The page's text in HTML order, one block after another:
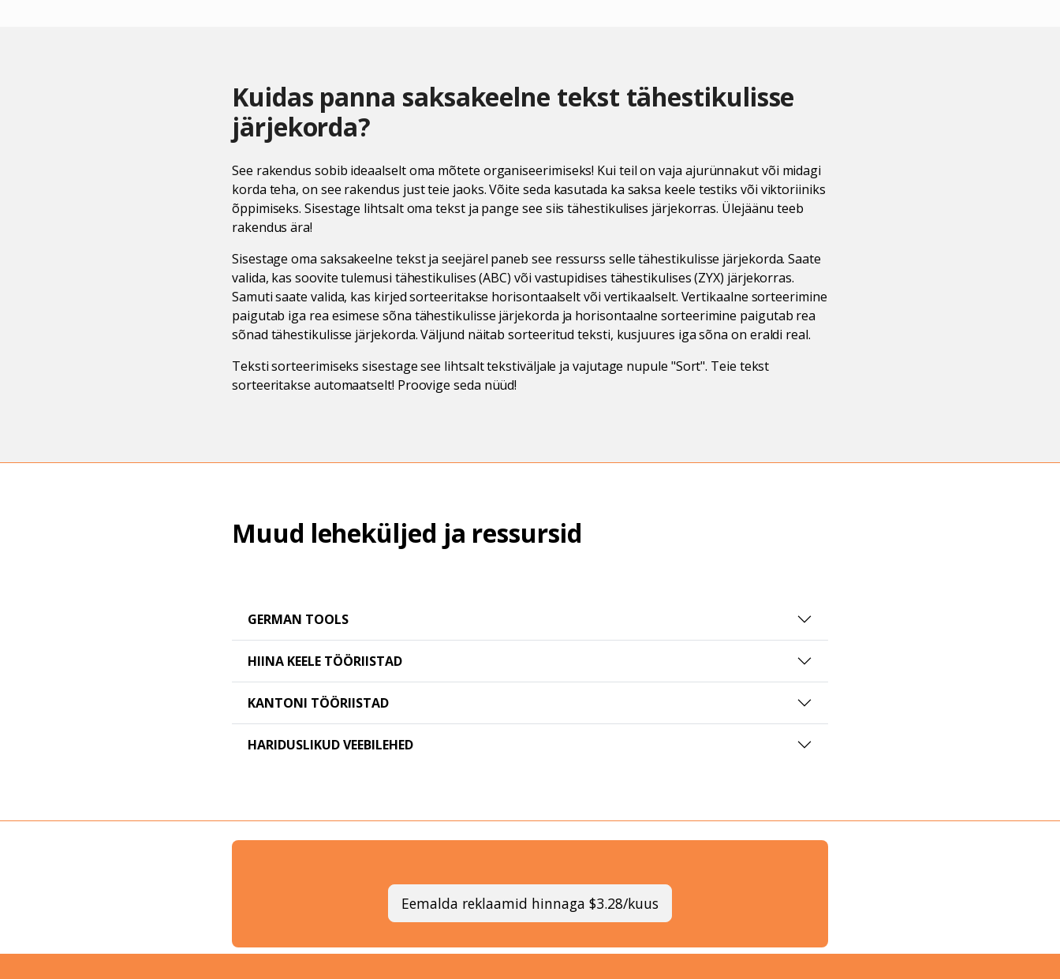
Kuidas panna saksakeelne tekst tähestikulisse
järjekorda?
See rakendus sobib ideaalselt oma mõtete organiseerimiseks! Kui teil on vaja ajurünnakut või midagi
korda teha, on see rakendus just teie jaoks. Võite seda kasutada ka saksa keele testiks või viktoriiniks
õppimiseks. Sisestage lihtsalt oma tekst ja pange see siis tähestikulises järjekorras. Ülejäänu teeb
rakendus ära!
Sisestage oma saksakeelne tekst ja seejärel paneb see ressurss selle tähestikulisse järjekorda. Saate
valida, kas soovite tulemusi tähestikulises (ABC) või vastupidises tähestikulises (ZYX) järjekorras.
Samuti saate valida, kas kirjed sorteeritakse horisontaalselt või vertikaalselt. Vertikaalne sorteerimine
paigutab iga rea esimese sõna tähestikulisse järjekorda ja horisontaalne sorteerimine paigutab rea
sõnad tähestikulisse järjekorda. Väljund näitab sorteeritud teksti, kusjuures iga sõna on eraldi real.
Teksti sorteerimiseks sisestage see lihtsalt tekstiväljale ja vajutage nupule "Sort". Teie tekst
sorteeritakse automaatselt! Proovige seda nüüd!
Muud leheküljed ja ressursid
GERMAN TOOLS
HIINA KEELE TÖÖRIISTAD
KANTONI TÖÖRIISTAD
HARIDUSLIKUD VEEBILEHED
Eemalda reklaamid hinnaga $3.28/kuus